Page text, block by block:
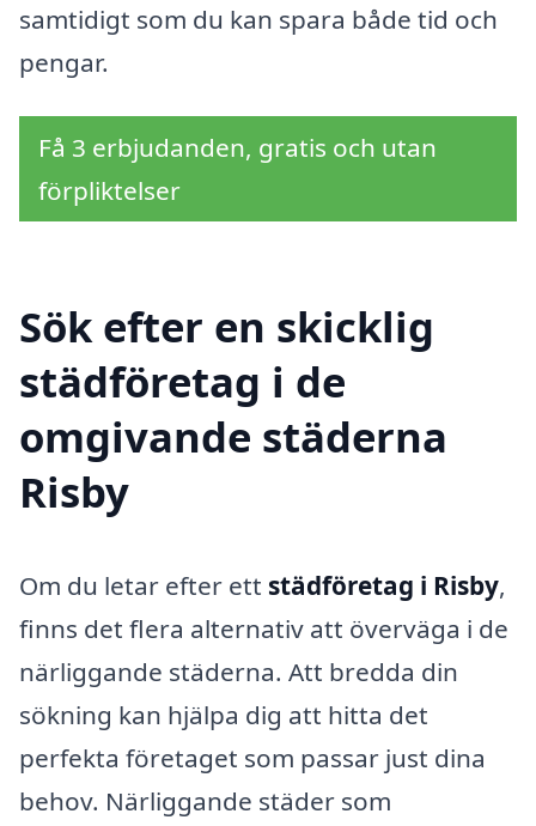
samtidigt som du kan spara både tid och
pengar.
Få 3 erbjudanden, gratis och utan
förpliktelser
Sök efter en skicklig
städföretag i de
omgivande städerna
Risby
Om du letar efter ett städföretag i Risby,
finns det flera alternativ att överväga i de
närliggande städerna. Att bredda din
sökning kan hjälpa dig att hitta det
perfekta företaget som passar just dina
behov. Närliggande städer som